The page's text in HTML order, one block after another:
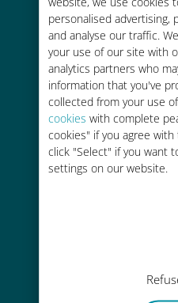
personalised advertising,
and analyse our traffic.
your use of our site with
analytics partners who
information that you've
collected from your use
cookies with complete
cookies" if you agree
click "Select" if you want
settings on our website.
Ovunque tramite
senza Wi-Fi